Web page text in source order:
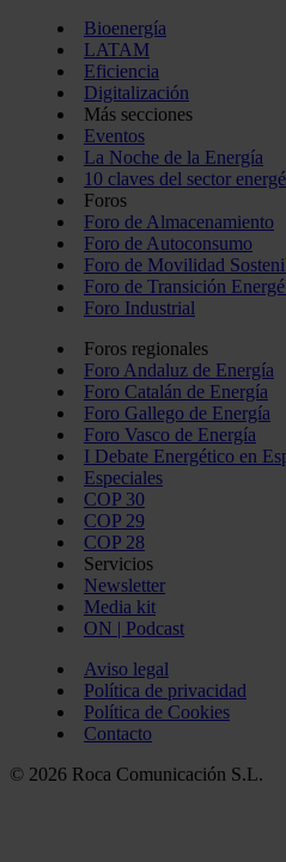
Bioenergía
LATAM
Eficiencia
Digitalización
Más secciones
Eventos
La Noche de la Energía
10 claves del sector
Foros
Foro de Almacenamiento
Foro de Autoconsumo
Foro de Movilidad
Foro de Transición
Foro Industrial
Foros regionales
Foro Andaluz de Energía
Foro Catalán de Energía
Foro Gallego de Energía
Foro Vasco de Energía
I Debate Energético en
Especiales
COP 30
COP 29
COP 28
Servicios
Newsletter
Media kit
ON | Podcast
Aviso legal
Política de privacidad
Política de Cookies
Contacto
© 2026 Roca Comunicación S.L.